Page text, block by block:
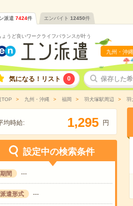
派遣 7424件 エンバイト 12450件
ょうど良いワークライフバランスが叶う
九州・沖
気になる！リスト 0 保存した
TOP 九州・沖縄 福岡 羽犬塚駅周辺 羽
均時給: 1,295 円
設定中の検索条件
期間 ---
派遣形式 ---